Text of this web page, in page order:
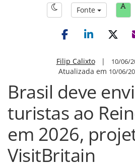
Fonte
Filip Calixto| 10/06/
Atualizada em 10/06/
Brasil deve
turistas ao
em 2026,
VisitBritain